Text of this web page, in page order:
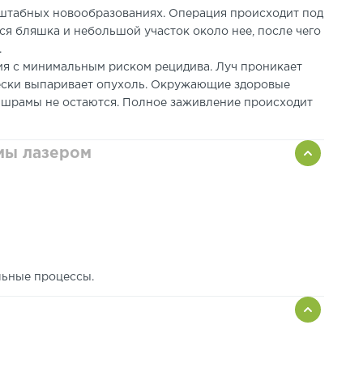
новообразованиях. Операция происходит под
бляшка и небольшой участок около нее, после чего
с минимальным риском рецидива. Луч проникает
выпаривает опухоль. Окружающие здоровые
не остаются. Полное заживление происходит
лазером
процессы.